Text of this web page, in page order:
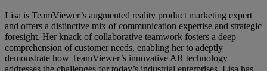
Lisa is TeamViewer’s augmented reality product marketing expert
and offers a distinctive mix of communication expertise and strategic
foresight. Her knack of collaborative teamwork fosters a deep
comprehension of customer needs, enabling her to adeptly
demonstrate how TeamViewer’s innovative AR technology